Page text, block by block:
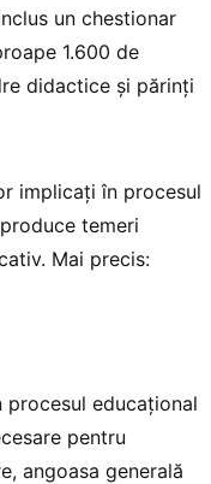
un chestionar
1.600 de
didactice și părinți
implicați în procesul
temeri
Mai precis:
educațional
pentru
angoasa generală